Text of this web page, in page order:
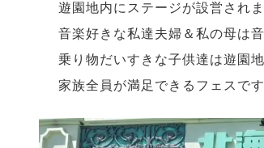
遊園地内にステージが設営されま
音楽好きな私達夫婦＆私の母は
乗り物だいすきな子供達は遊園
家族全員が満足できるフェスです